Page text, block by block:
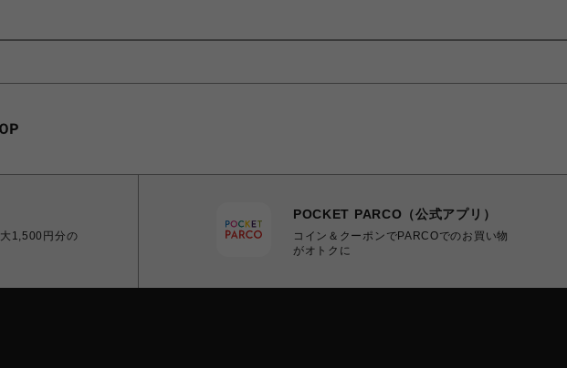
1,500円分の
POCKET PARCO（公式アプリ）
コイン＆クーポンでPARCOでのお買い物
がオトクに